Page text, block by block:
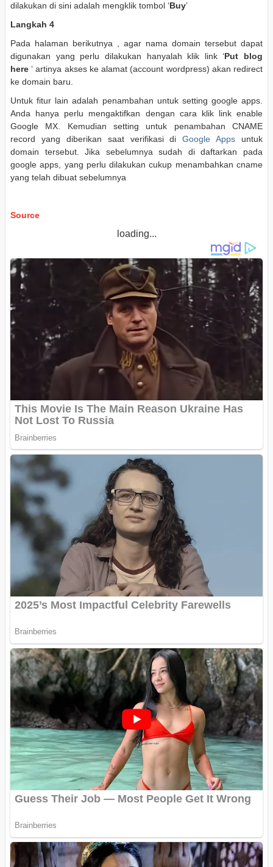
dilakukan di sini adalah mengklik tombol ‘Buy’
Langkah 4
Pada halaman berikutnya , agar nama domain tersebut dapat
digunakan yang perlu dilakukan hanyalah klik link ‘Put blog
here ‘ artinya akses ke alamat (account wordpress) akan redirect
ke domain baru.
Untuk fitur lain adalah penambahan untuk setting google apps.
Anda hanya perlu mengaktifkan dengan cara klik link enable
Google MX. Kemudian setting untuk penambahan CNAME
record yang diberikan saat verifikasi diGoogle Apps untuk
domain tersebut. Jika sebelumnya sudah di daftarkan pada
google apps, yang perlu dilakukan cukup menambahkan cname
yang telah dibuat sebelumnya
Source
loading...